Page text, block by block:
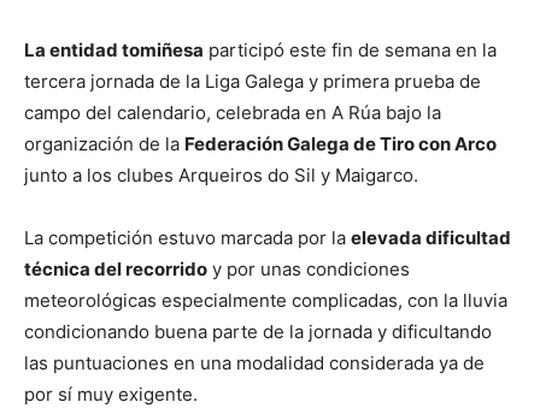
La entidad tomiñesa participó este fin de semana en la
tercera jornada de la Liga Galega y primera prueba de
campo del calendario, celebrada en A Rúa bajo la
organización de la Federación Galega de Tiro con Arco
junto a los clubes Arqueiros do Sil y Maigarco.
La competición estuvo marcada por la elevada dificultad
técnica del recorrido y por unas condiciones
meteorológicas especialmente complicadas, con la lluvia
condicionando buena parte de la jornada y dificultando
las puntuaciones en una modalidad considerada ya de
por sí muy exigente.